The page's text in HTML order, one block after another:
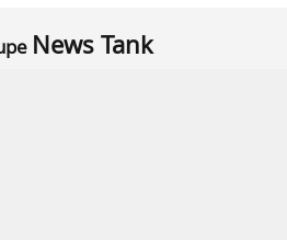
News Tank